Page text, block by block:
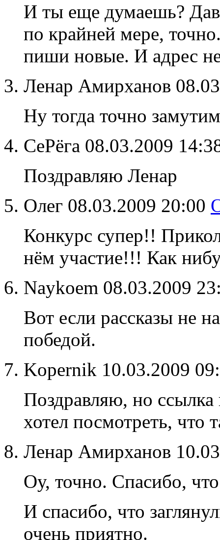
И ты еще думаешь?
по крайней мере,
пиши новые. И адрес не
Ленар Амирханов
Ну тогда точно
СеРёга 08.03.2009
Поздравляю Ленар
Олег 08.03.2009 20:00
Конкурс супер!!
нём участие!!! Как
Naykoem 08.03.2009
Вот если рассказы не
победой.
Kopernik 10.03.2009
Поздравляю, но
хотел посмотреть,
Ленар Амирханов
Оу, точно. Спасибо,
И спасибо, что
очень приятно.